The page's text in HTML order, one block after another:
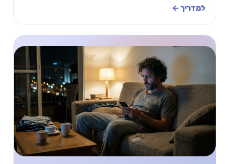
רגועים יותר עם סיכוי אמיתי להירדם הלילה.
למדריך ←